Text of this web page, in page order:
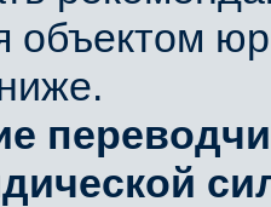
объектом